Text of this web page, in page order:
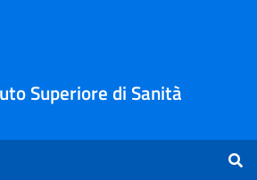
Superiore di Sanità